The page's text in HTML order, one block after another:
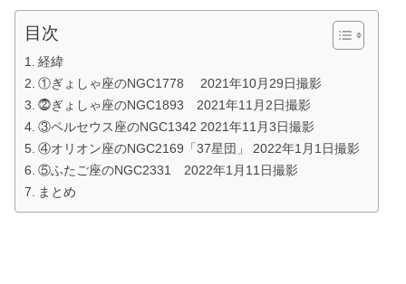
目次
経緯
①ぎょしゃ座のNGC1778 2021年10月29日撮影
⓶ぎょしゃ座のNGC1893 2021年11月2日撮影
③ペルセウス座のNGC1342 2021年11月3日撮影
④オリオン座のNGC2169「37星団」 2022年1月1日撮影
⑤ふたご座のNGC2331 2022年1月11日撮影
まとめ